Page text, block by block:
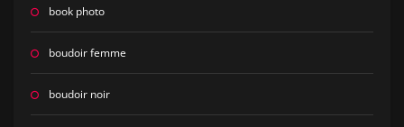
book photo
boudoir femme
boudoir noir